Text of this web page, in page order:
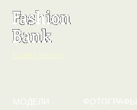
МОДЕЛИ ФОТОГРАФЫ